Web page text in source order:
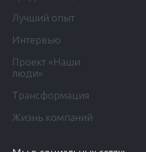
Лучший опыт
Интервью
Проект «Наши
люди»
Трансформация
Жизнь компаний